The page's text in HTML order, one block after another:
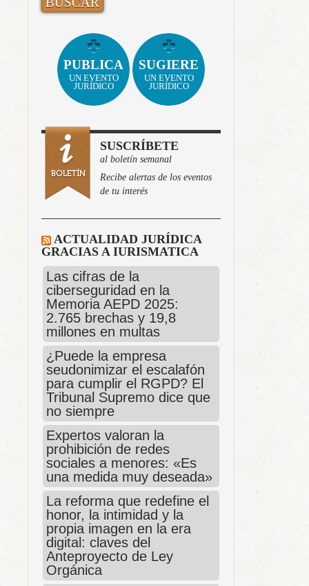
PUBLICA
UN EVENTO
JURÍDICO
SUGIERE
UN EVENTO
JURÍDICO
SUSCRÍBETE
al boletín semanal
Recibe alertas de los eventos
de tu interés
ACTUALIDAD JURÍDICA
GRACIAS A IURISMATICA
Las cifras de la
ciberseguridad en la
Memoria AEPD 2025:
2.765 brechas y 19,8
millones en multas
¿Puede la empresa
seudonimizar el escalafón
para cumplir el RGPD? El
Tribunal Supremo dice que
no siempre
Expertos valoran la
prohibición de redes
sociales a menores: «Es
una medida muy deseada»
La reforma que redefine el
honor, la intimidad y la
propia imagen en la era
digital: claves del
Anteproyecto de Ley
Orgánica